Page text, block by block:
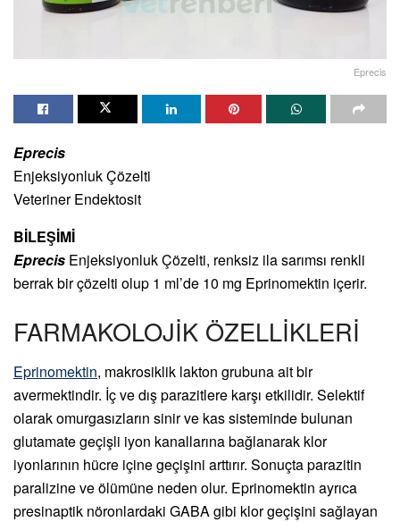
Eprecis
Eprecis
Enjeksiyonluk Çözelti
Veteriner Endektosit
BİLEŞİMİ
Eprecis Enjeksiyonluk Çözelti, renksiz ila sarımsı renkli
berrak bir çözelti olup 1 ml’de 10 mg Eprinomektin içerir.
FARMAKOLOJİK ÖZELLİKLERİ
Eprinomektin, makrosiklik lakton grubuna ait bir
avermektindir. İç ve dış parazitlere karşı etkilidir. Selektif
olarak omurgasızların sinir ve kas sisteminde bulunan
glutamate geçişli iyon kanallarına bağlanarak klor
iyonlarının hücre içine geçişini arttırır. Sonuçta parazitin
paralizine ve ölümüne neden olur. Eprinomektin ayrıca
presinaptik nöronlardaki GABA gibi klor geçişini sağlayan